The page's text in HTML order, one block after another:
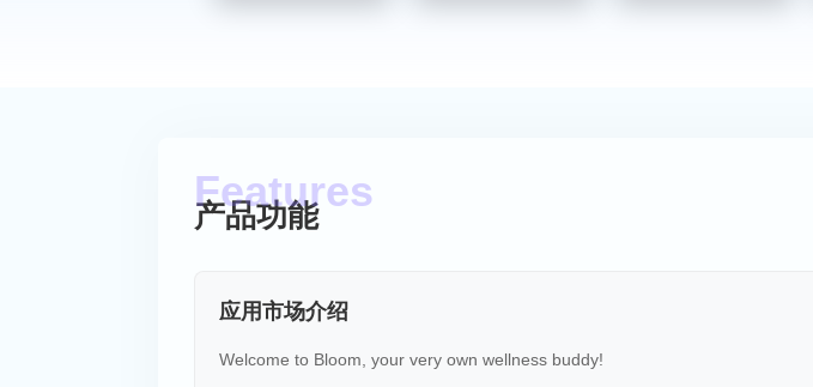
产品功能
应用市场介绍
Welcome to Bloom, your very own wellness buddy!